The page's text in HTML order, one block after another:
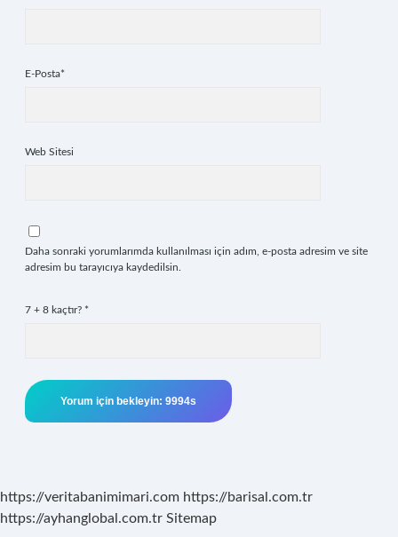
E-Posta*
Web Sitesi
Daha sonraki yorumlarımda kullanılması için adım, e-posta adresim ve site
adresim bu tarayıcıya kaydedilsin.
7 + 8 kaçtır? *
https://veritabanimimari.com https://barisal.com.tr
https://ayhanglobal.com.tr Sitemap